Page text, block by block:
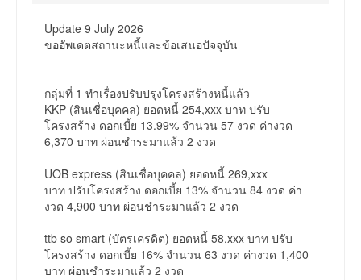
Update 9 July 2026
ขออัพเดตสถานะหนี้และข้อเสนอปัจจุบัน
กลุ่มที่ 1 ทำเรื่องปรับปรุงโครงสร้างหนี้แล้ว
KKP (สินเชื่อบุคคล) ยอดหนี้ 254,xxx บาท ปรับ
โครงสร้าง ดอกเบี้ย 13.99% จำนวน 57 งวด ค่างวด
6,370 บาท ผ่อนชำระมาแล้ว 2 งวด
UOB express (สินเชื่อบุคคล) ยอดหนี้ 269,xxx
บาท ปรับโครงสร้าง ดอกเบี้ย 13% จำนวน 84 งวด ค่า
งวด 4,900 บาท ผ่อนชำระมาแล้ว 2 งวด
ttb so smart (บัตรเครดิต) ยอดหนี้ 58,xxx บาท ปรับ
โครงสร้าง ดอกเบี้ย 16% จำนวน 63 งวด ค่างวด 1,400
บาท ผ่อนชำระมาแล้ว 2 งวด